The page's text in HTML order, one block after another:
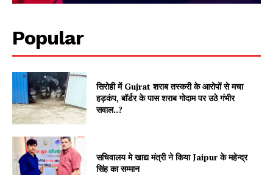
Popular
सिरोही में Gujrat शराब तस्करी के आरोपों से मचा
हड़कंप, बॉर्डर के पास शराब गोदाम पर उठे गंभीर
सवाल..?
सचिवालय मे खाद्य मंत्री ने किया Jaipur के महेन्द्र
सिंह का सम्मान